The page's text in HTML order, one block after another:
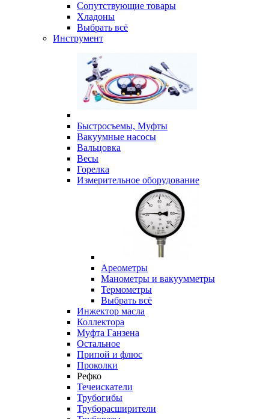
Сопутствующие товары
Хладоны
Выбрать всё
Инструмент
Быстросъемы, Муфты
Вакуумные насосы
Вальцовка
Весы
Горелка
Измерительное оборудование
Ареометры
Манометры и вакуумметры
Термометры
Выбрать всё
Инжектор масла
Коллектора
Муфта Ганзена
Остальное
Припой и флюс
Проколки
Рефко
Течеискатели
Трубогибы
Труборасширители